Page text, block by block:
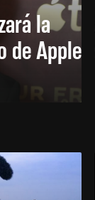
la
de Apple